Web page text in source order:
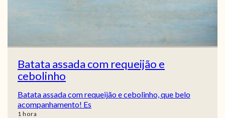
Batata assada com requeijão e
cebolinho
Batata assada com requeijão e cebolinho, que belo
acompanhamento! Es
1 hora
hora